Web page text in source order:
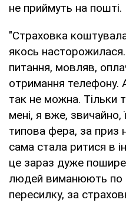
не приймуть на пошті.
"Страховка
якось
питання, мовляв,
отримання телефону.
так не можна. Тільки
мені, я вже,
типова фера, за приз
сама стала ритися в
це зараз дуже
людей виманюють по
пересилку, за